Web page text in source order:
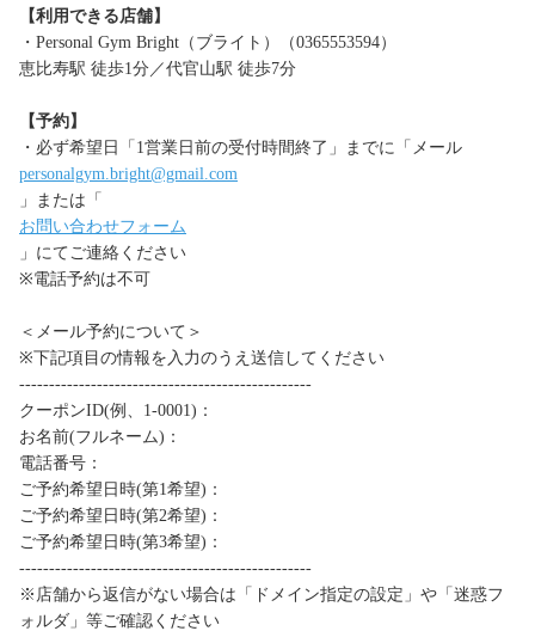
【利用できる店舗】
・Personal Gym Bright（ブライト）（0365553594）
恵比寿駅 徒歩1分／代官山駅 徒歩7分
【予約】
・必ず希望日「1営業日前の受付時間終了」までに「メール
personalgym.bright@gmail.com
」または「
お問い合わせフォーム
」にてご連絡ください
※電話予約は不可
＜メール予約について＞
※下記項目の情報を入力のうえ送信してください
-------------------------------------------------
クーポンID(例、1-0001)：
お名前(フルネーム)：
電話番号：
ご予約希望日時(第1希望)：
ご予約希望日時(第2希望)：
ご予約希望日時(第3希望)：
-------------------------------------------------
※店舗から返信がない場合は「ドメイン指定の設定」や「迷惑フ
ォルダ」等ご確認ください